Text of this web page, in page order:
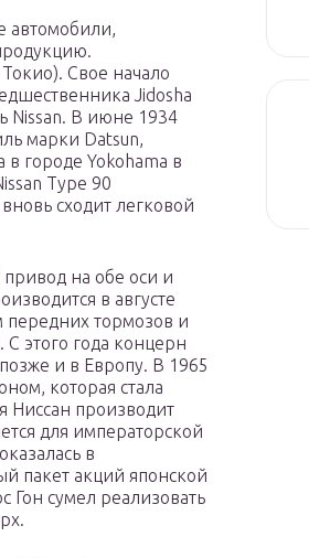
автомобили,
Свое начало
Jidosha
Nissan. В июне 1934
марки Datsun,
городе Yokohama в
Type 90
сходит легковой
на обе оси и
в августе
передних тормозов и
этого года концерн
и в Европу. В 1965
которая стала
Ниссан производит
для императорской
в
пакет акций японской
Гон сумел реализовать